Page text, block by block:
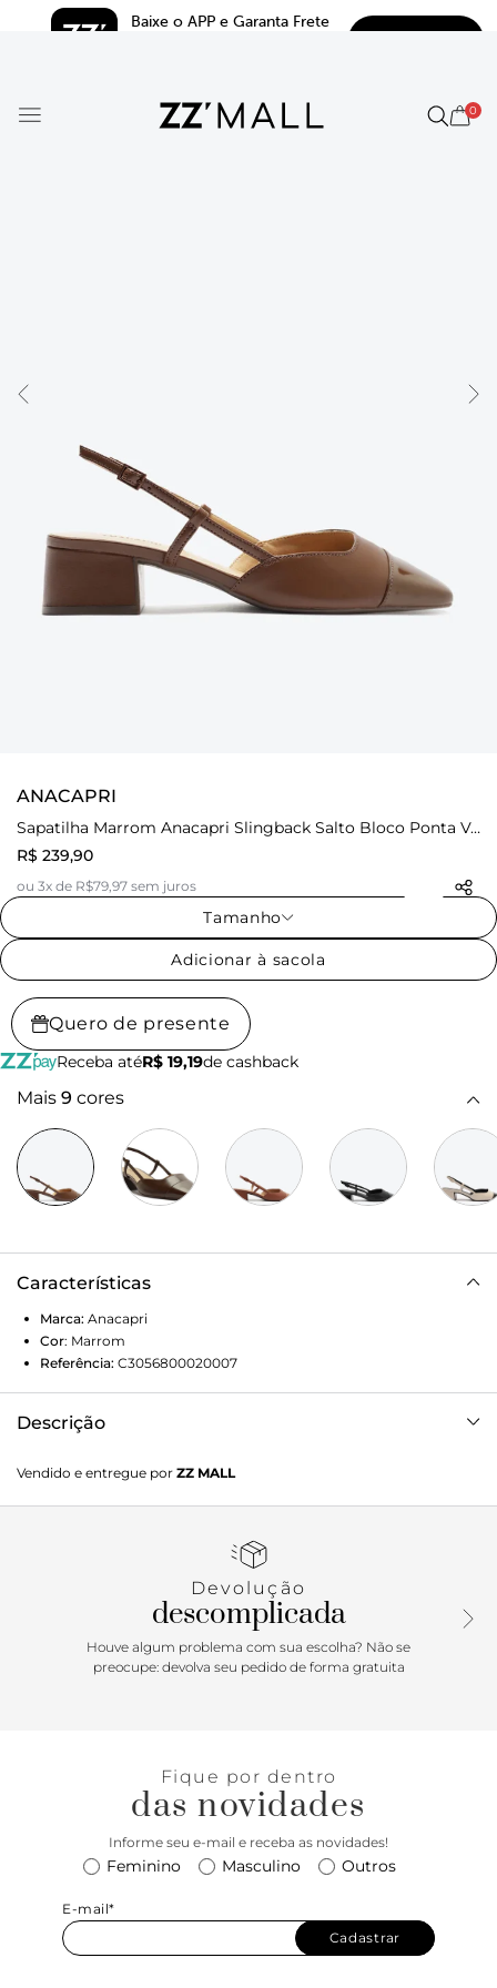
Baixe o APP e Garanta Frete
0
ANACAPRI
Sapatilha Marrom Anacapri Slingback Salto Bloco Ponta Verniz
R$ 239,90
ou 3x de R$79,97 sem juros
Tamanho
Adicionar à sacola
Quero de presente
Receba atéR$ 19,19de cashback
Mais 9 cores
Características
Marca: Anacapri
Cor: Marrom
Referência: C3056800020007
Descrição
salto em bloco baixo e bico quadrado, traz cabedal com
recorte reto sobre o peito do pé, formato ajustado nas
tiras finas conectadas ao cabedal presas pelas laterais, que
palmilha nude e assinatura Anacapri. O modelo deixa o
peito de pé e calcanhar à mostra.
Porque Apostar: A sapatilha feminina slingback Anacapri de
no calce e cheio de estilo. De calce simples, arremate a
produção com bolsas tote bem estruturadas, compondo o
Vendido e entregue por ZZ MALL
Devolução
descomplicada
Houve algum problema com sua escolha? Não se
preocupe: devolva seu pedido de forma gratuita
Fique por dentro
das novidades
Informe seu e-mail e receba as novidades!
Feminino Masculino Outros
E-mail*
Cadastrar